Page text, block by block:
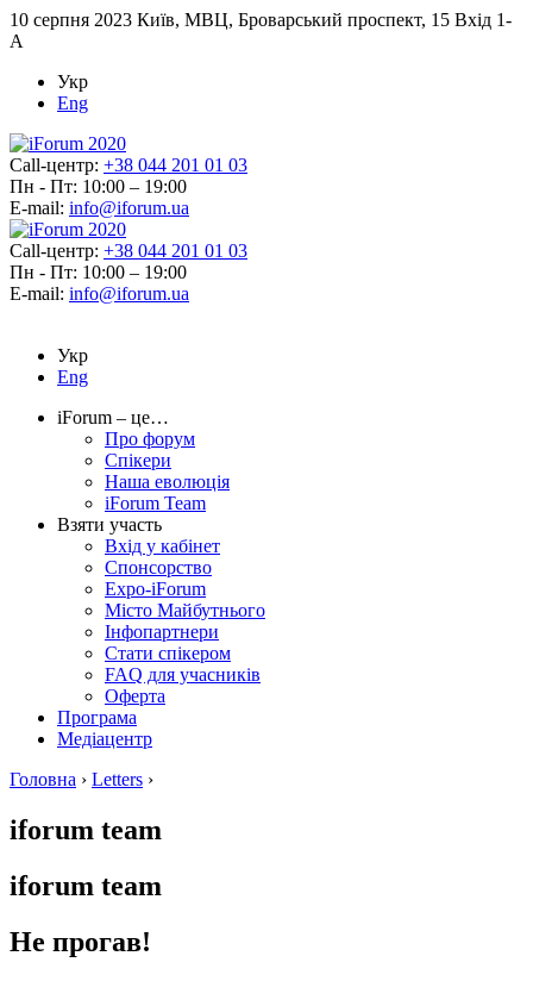
10 серпня 2023 Київ, МВЦ, Броварський проспект, 15 Вхід 1-
А
Укр
Eng
Call-центр: +38 044 201 01 03
Пн - Пт: 10:00 – 19:00
E-mail: info@iforum.ua
Call-центр: +38 044 201 01 03
Пн - Пт: 10:00 – 19:00
E-mail: info@iforum.ua
Укр
Eng
iForum – це…
Про форум
Спікери
Наша еволюція
iForum Team
Взяти участь
Вхід у кабінет
Спонсорство
Expo-iForum
Місто Майбутнього
Інфопартнери
Стати спікером
FAQ для учасників
Оферта
Програма
Медіацентр
Головна › Letters ›
iforum team
iforum team
Не прогав!